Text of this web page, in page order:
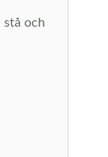
stå och